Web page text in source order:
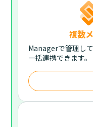
複数
Managerで管理し
一括連携できます。